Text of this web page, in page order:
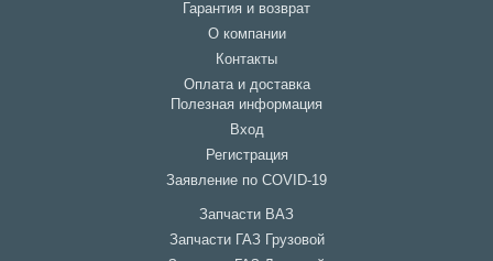
Гарантия и возврат
О компании
Контакты
Оплата и доставка
Полезная информация
Вход
Регистрация
Заявление по COVID-19
Запчасти ВАЗ
Запчасти ГАЗ Грузовой